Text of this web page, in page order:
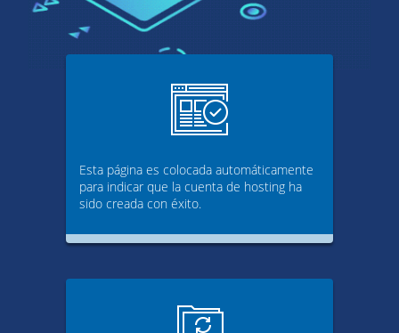
Esta página es colocada automáticamente
para indicar que la cuenta de hosting ha
sido creada con éxito.